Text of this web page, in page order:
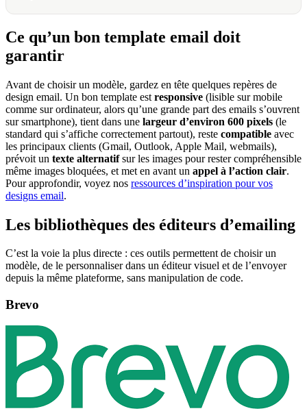
Ce qu’un bon template email doit
garantir
Avant de choisir un modèle, gardez en tête quelques repères de
design email. Un bon template est responsive (lisible sur mobile
comme sur ordinateur, alors qu’une grande part des emails s’ouvrent
sur smartphone), tient dans une largeur d’environ 600 pixels (le
standard qui s’affiche correctement partout), reste compatible avec
les principaux clients (Gmail, Outlook, Apple Mail, webmails),
prévoit un texte alternatifsur les images pour rester compréhensible
même images bloquées, et met en avant un appel à l’action clair.
Pour approfondir, voyez nos ressources d’inspiration pour vos
designs email.
Les bibliothèques des éditeurs d’emailing
C’est la voie la plus directe : ces outils permettent de choisir un
modèle, de le personnaliser dans un éditeur visuel et de l’envoyer
depuis la même plateforme, sans manipulation de code.
Brevo